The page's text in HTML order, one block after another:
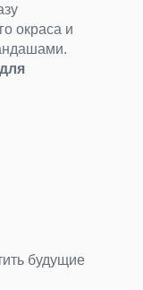
окраса и
будущие